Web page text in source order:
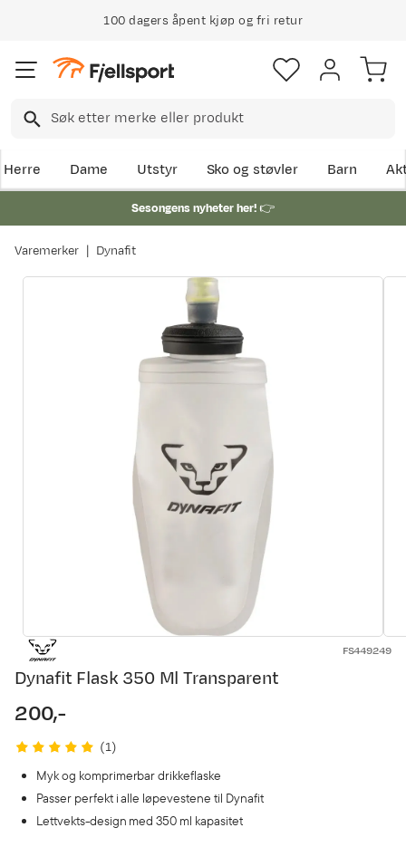
100 dagers åpent kjøp og fri retur
Herre Dame Utstyr Sko og støvler Barn
Sesongens nyheter her!👉
Varemerker Dynafit
FS449249
Dynafit Flask 350 Ml Transparent
price
200,-
(1)
Myk og komprimerbar drikkeflaske
Passer perfekt i alle løpevestene til Dynafit
Lettvekts-design med 350 ml kapasitet